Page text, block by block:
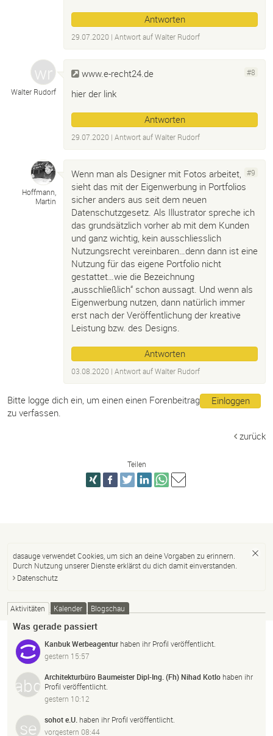
Antworten
29.07.2020 | Antwort aufWalter Rudorf
Walter Rudorf
#8
www.e-recht24.de
hier der link
Antworten
29.07.2020 | Antwort aufWalter Rudorf
Hoffmann,
Martin
#9
Wenn man als Designer mit Fotos arbeitet,
sieht das mit der Eigenwerbung in Portfolios
sicher anders aus seit dem neuen
Datenschutzgesetz. Als Illustrator spreche ich
das grundsätzlich vorher ab mit dem Kunden
und ganz wichtig, kein ausschliesslich
Nutzungsrecht vereinbaren…denn dann ist eine
Nutzung für das eigene Portfolio nicht
gestattet…wie die Bezeichnung
„ausschließlich“ schon aussagt. Und wenn als
Eigenwerbung nutzen, dann natürlich immer
erst nach der Veröffentlichung der kreative
Leistung bzw. des Designs.
Antworten
03.08.2020 | Antwort aufWalter Rudorf
Einloggen
Bitte logge dich ein, um einen einen Forenbeitrag
zu verfassen.
zurück
Teilen
dasauge verwendet Cookies, um sich an deine Vorgaben zu erinnern.
Durch Nutzung unserer Dienste erklärst du dich damit einverstanden.
Datenschutz
Aktivitäten Kalender Blogschau
Was gerade passiert
Kanbuk Werbeagentur haben ihr Profil veröffentlicht.
gestern 15:57
Architekturbüro Baumeister Dipl-Ing. (Fh) Nihad Kotlo haben ihr
Profil veröffentlicht.
gestern 10:12
sohot e.U. haben ihr Profil veröffentlicht.
vorgestern 08:44